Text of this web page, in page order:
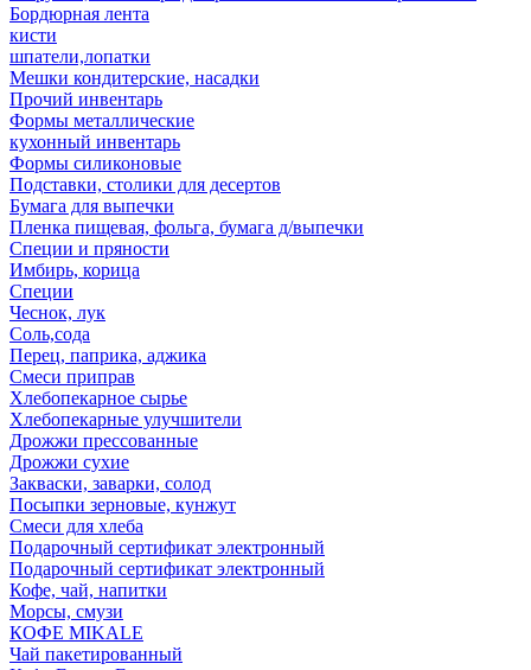
Бордюрная лента
кисти
шпатели,лопатки
Мешки кондитерские, насадки
Прочий инвентарь
Формы металлические
кухонный инвентарь
Формы силиконовые
Подставки, столики для десертов
Бумага для выпечки
Пленка пищевая, фольга, бумага д/выпечки
Специи и пряности
Имбирь, корица
Специи
Чеснок, лук
Соль,сода
Перец, паприка, аджика
Смеси приправ
Хлебопекарное сырье
Хлебопекарные улучшители
Дрожжи прессованные
Дрожжи сухие
Закваски, заварки, солод
Посыпки зерновые, кунжут
Смеси для хлеба
Подарочный сертификат электронный
Подарочный сертификат электронный
Кофе, чай, напитки
Морсы, смузи
КОФЕ MIKALE
Чай пакетированный